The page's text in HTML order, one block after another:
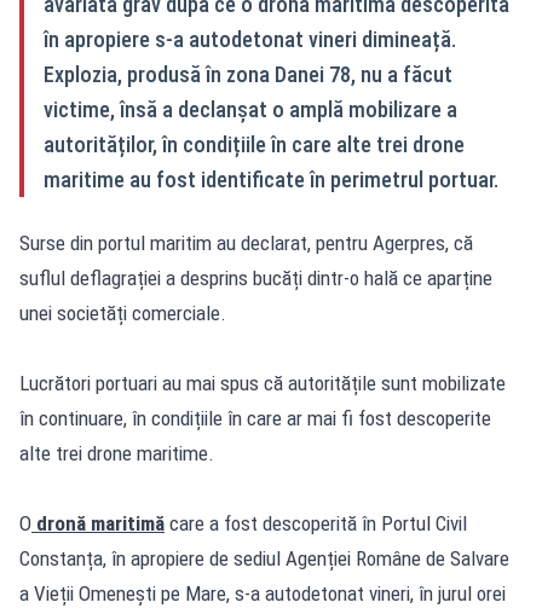
în apropiere s-a autodetonat vineri dimineață.
Explozia, produsă în zona Danei 78, nu a făcut
victime, însă a declanșat o amplă mobilizare a
autorităților, în condițiile în care alte trei drone
maritime au fost identificate în perimetrul portuar.
Surse din portul maritim au declarat, pentru Agerpres, că
suflul deflagrației a desprins bucăți dintr-o hală ce aparține
unei societăți comerciale.
Lucrători portuari au mai spus că autoritățile sunt mobilizate
în continuare, în condițiile în care ar mai fi fost descoperite
alte trei drone maritime.
O dronă maritimă care a fost descoperită în Portul Civil
Constanța, în apropiere de sediul Agenției Române de Salvare
a Vieții Omenești pe Mare, s-a autodetonat vineri, în jurul orei